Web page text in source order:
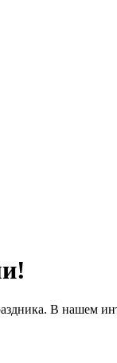
В нашем